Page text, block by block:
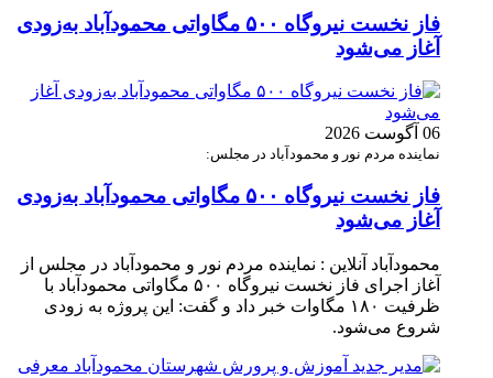
فاز نخست نیروگاه ۵۰۰ مگاواتی محمودآباد به‌زودی
آغاز می‌شود
06 آگوست 2026
نماینده مردم نور و محمودآباد در مجلس:
فاز نخست نیروگاه ۵۰۰ مگاواتی محمودآباد به‌زودی
آغاز می‌شود
محمودآباد آنلاین : نماینده مردم نور و محمودآباد در مجلس از
آغاز اجرای فاز نخست نیروگاه ۵۰۰ مگاواتی محمودآباد با
ظرفیت ۱۸۰ مگاوات خبر داد و گفت: این پروژه به زودی
شروع می‌شود.